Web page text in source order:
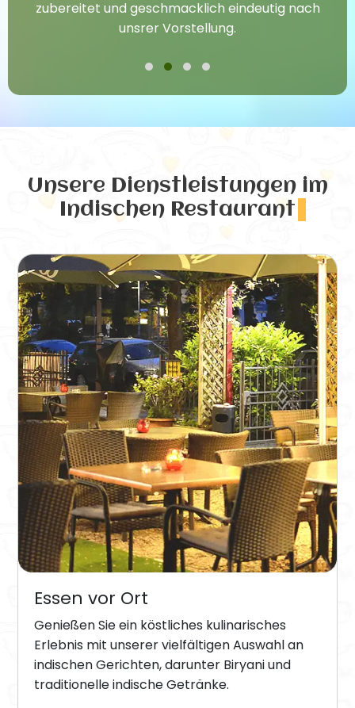
zubereitet und geschmacklich eindeutig nach
unsrer Vorstellung.
Unsere Dienstleistungen im
Indischen Restaurant
Essen vor Ort
Genießen Sie ein köstliches kulinarisches
Erlebnis mit unserer vielfältigen Auswahl an
indischen Gerichten, darunter Biryani und
traditionelle indische Getränke.